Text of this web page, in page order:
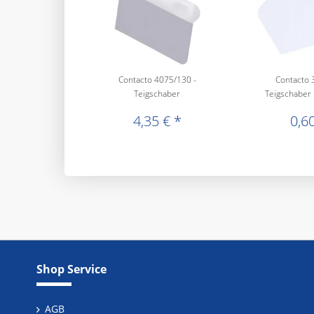
Contacto 4075/130 -
Teigschaber
4,35 € *
Contacto
Teigschaber
Shop Service
AGB